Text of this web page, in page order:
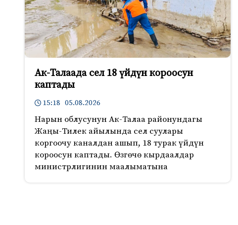
Ак-Талаада сел 18 үйдүн короосун
каптады
15:18 05.08.2026
Нарын облусунун Ак-Талаа районундагы
Жаңы-Тилек айылында сел суулары
коргоочу каналдан ашып, 18 турак үйдүн
короосун каптады. Өзгөчө кырдаалдар
министрлигинин маалыматына